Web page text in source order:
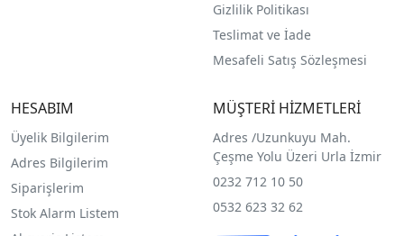
Gizlilik Politikası
Teslimat ve İade
Mesafeli Satış Sözleşmesi
HESABIM
Üyelik Bilgilerim
Adres Bilgilerim
Siparişlerim
Stok Alarm Listem
MÜŞTERİ HİZMETLERİ
Adres /Uzunkuyu Mah.
Çeşme Yolu Üzeri Urla İzmir
0232 712 10 50
0532 623 32 62